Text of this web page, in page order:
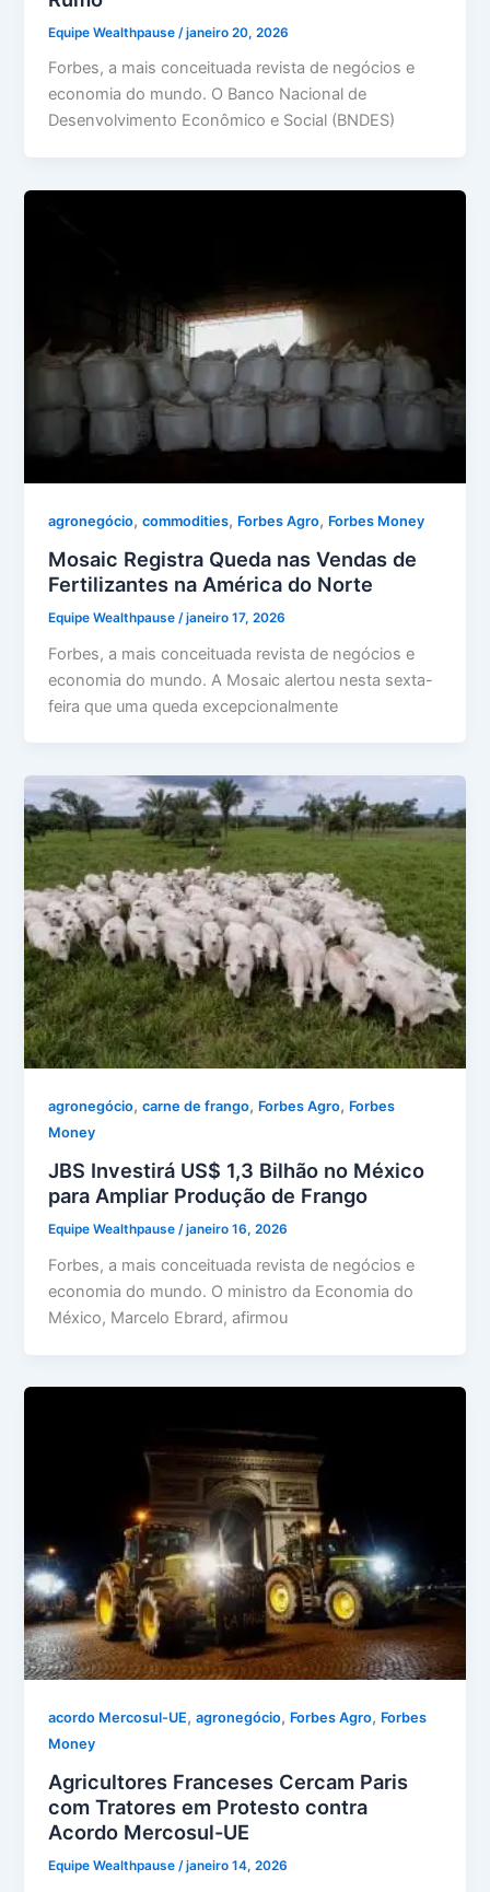
Equipe Wealthpause /janeiro 20, 2026
Forbes, a mais conceituada revista de negócios e
economia do mundo. O Banco Nacional de
Desenvolvimento Econômico e Social (BNDES)
agronegócio,commodities, Forbes Agro, Forbes Money
Mosaic Registra Queda nas Vendas de
Fertilizantes na América do Norte
Equipe Wealthpause /janeiro 17, 2026
Forbes, a mais conceituada revista de negócios e
economia do mundo. A Mosaic alertou nesta sexta-
feira que uma queda excepcionalmente
agronegócio,carne de frango, Forbes Agro, Forbes
Money
JBS Investirá US$ 1,3 Bilhão no México
para Ampliar Produção de Frango
Equipe Wealthpause /janeiro 16, 2026
Forbes, a mais conceituada revista de negócios e
economia do mundo. O ministro da Economia do
México, Marcelo Ebrard, afirmou
acordo Mercosul-UE,agronegócio, Forbes Agro, Forbes
Money
Agricultores Franceses Cercam Paris
com Tratores em Protesto contra
Acordo Mercosul-UE
Equipe Wealthpause/janeiro 14, 2026